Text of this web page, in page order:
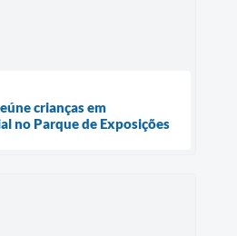
crianças em
no Parque de Exposições